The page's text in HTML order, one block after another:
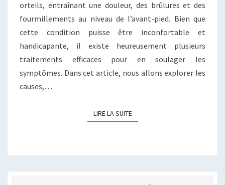
orteils, entraînant une douleur, des brûlures et des
fourmillements au niveau de l’avant-pied. Bien que
cette condition puisse être inconfortable et
handicapante, il existe heureusement plusieurs
traitements efficaces pour en soulager les
symptômes. Dans cet article, nous allons explorer les
causes,…
LIRE LA SUITELIRE LA SUITE